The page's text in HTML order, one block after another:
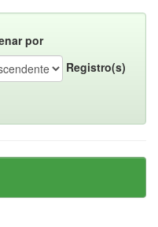
por
Registro(s)